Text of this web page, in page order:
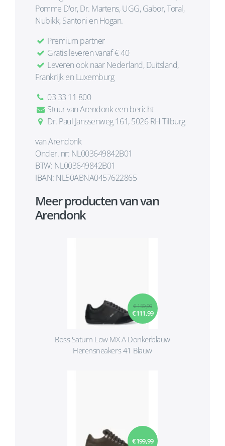
Pomme D'or, Dr. Martens, UGG, Gabor, Toral,
Nubikk, Santoni en Hogan.
Premium partner
Gratis leveren vanaf € 40
Leveren ook naar Nederland, Duitsland,
Frankrijk en Luxemburg
03 33 11 800
Stuur van Arendonk een bericht
Dr. Paul Janssenweg 161, 5026 RH Tilburg
van Arendonk
Onder. nr: NL003649842B01
BTW: NL003649842B01
IBAN: NL50ABNA0457622865
Meer producten van van
Arendonk
€ 159,99
€ 111,99
Boss Saturn Low MX A Donkerblauw
Herensneakers 41 Blauw
€ 199,99